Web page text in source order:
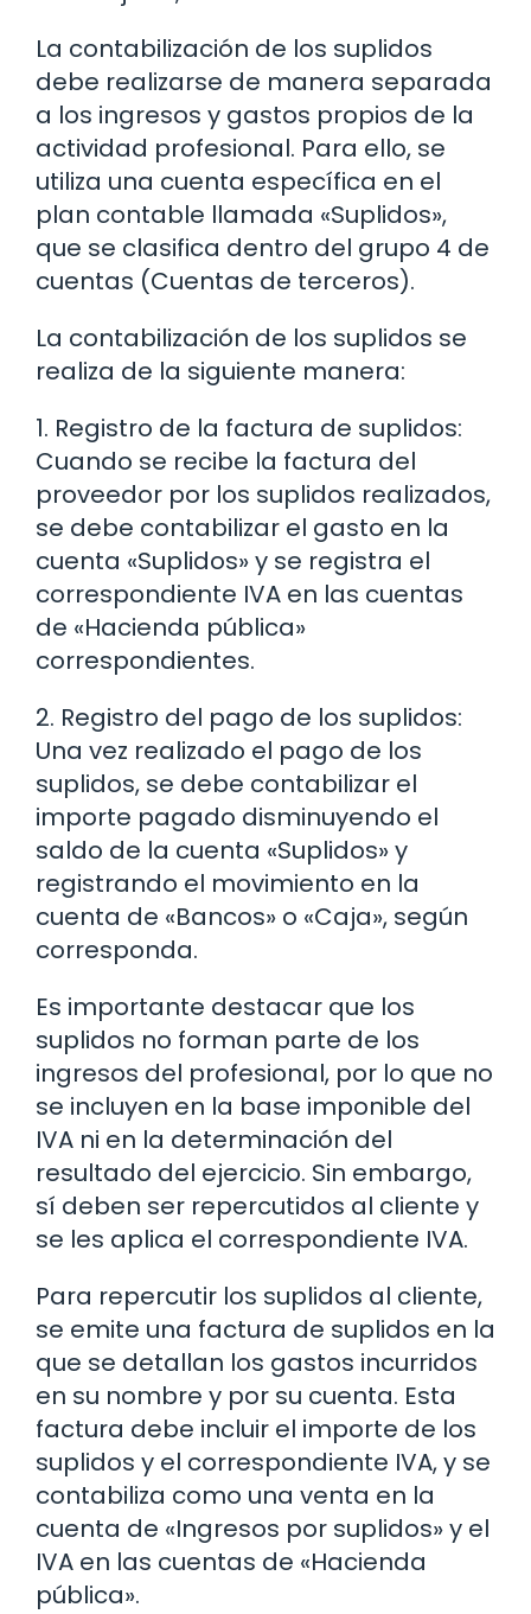
La contabilización de los suplidos
debe realizarse de manera separada
a los ingresos y gastos propios de la
actividad profesional. Para ello, se
utiliza una cuenta específica en el
plan contable llamada «Suplidos»,
que se clasifica dentro del grupo 4 de
cuentas (Cuentas de terceros).
La contabilización de los suplidos se
realiza de la siguiente manera:
1. Registro de la factura de suplidos:
Cuando se recibe la factura del
proveedor por los suplidos realizados,
se debe contabilizar el gasto en la
cuenta «Suplidos» y se registra el
correspondiente IVA en las cuentas
de «Hacienda pública»
correspondientes.
2. Registro del pago de los suplidos:
Una vez realizado el pago de los
suplidos, se debe contabilizar el
importe pagado disminuyendo el
saldo de la cuenta «Suplidos» y
registrando el movimiento en la
cuenta de «Bancos» o «Caja», según
corresponda.
Es importante destacar que los
suplidos no forman parte de los
ingresos del profesional, por lo que no
se incluyen en la base imponible del
IVA ni en la determinación del
resultado del ejercicio. Sin embargo,
sí deben ser repercutidos al cliente y
se les aplica el correspondiente IVA.
Para repercutir los suplidos al cliente,
se emite una factura de suplidos en la
que se detallan los gastos incurridos
en su nombre y por su cuenta. Esta
factura debe incluir el importe de los
suplidos y el correspondiente IVA, y se
contabiliza como una venta en la
cuenta de «Ingresos por suplidos» y el
IVA en las cuentas de «Hacienda
pública».